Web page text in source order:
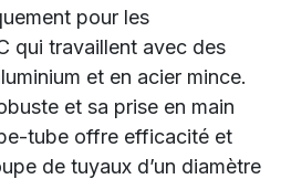
pour les
qui travaillent avec des
et en acier mince.
et sa prise en main
tube offre efficacité et
de tuyaux d’un diamètre